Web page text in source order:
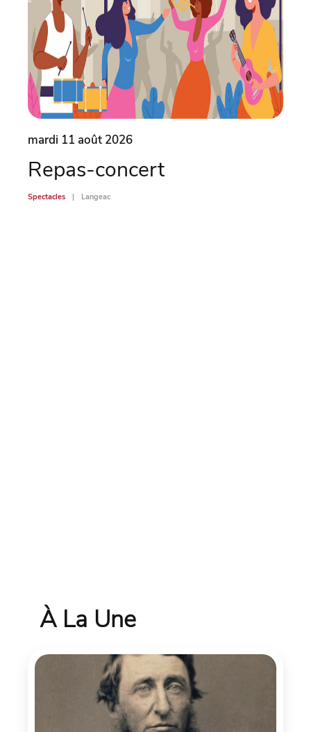
mardi 11 août 2026
Repas-concert
Spectacles Langeac
À La Une